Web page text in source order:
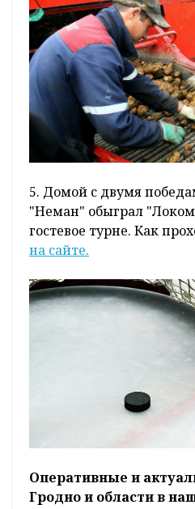
5. Домой с двумя
"Неман" обыграл
гостевое турне. Как
на сайте.
Оперативные и
Гродно и области в